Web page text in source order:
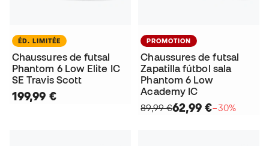
ÉD. LIMITÉE
Chaussures de futsal
Phantom 6 Low Elite IC
SE Travis Scott
199,99 €
PROMOTION
Chaussures de futsal
Zapatilla fútbol sala
Phantom 6 Low
Academy IC
89,99 €62,99 €−30%